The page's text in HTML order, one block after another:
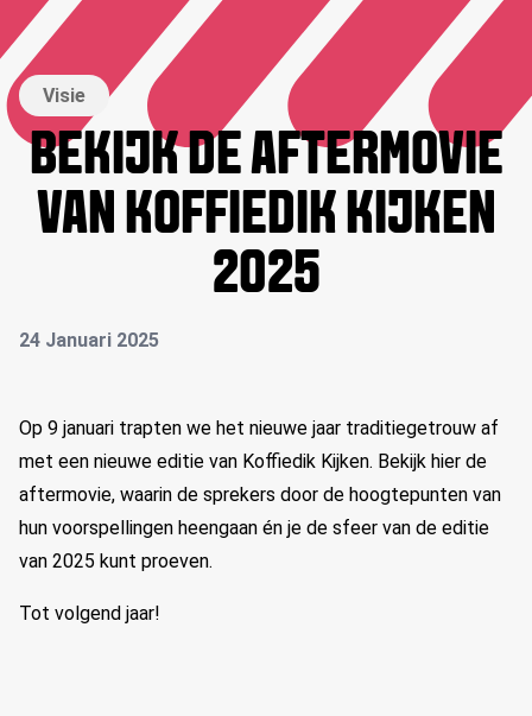
Visie
BEKIJK DE AFTERMOVIE
VAN KOFFIEDIK KIJKEN
2025
24 Januari 2025
Op 9 januari trapten we het nieuwe jaar traditiegetrouw af
met een nieuwe editie van Koffiedik Kijken. Bekijk hier de
aftermovie, waarin de sprekers door de hoogtepunten van
hun voorspellingen heengaan én je de sfeer van de editie
van 2025 kunt proeven.
Tot volgend jaar!